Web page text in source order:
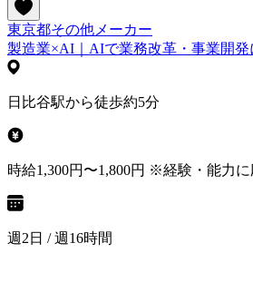
東京都その他 メーカー
製造業×AI｜AIで業務改革・事業開
日比谷駅から徒歩約5分
時給1,300円〜1,800円 ※経験・能力
週2日 / 週16時間